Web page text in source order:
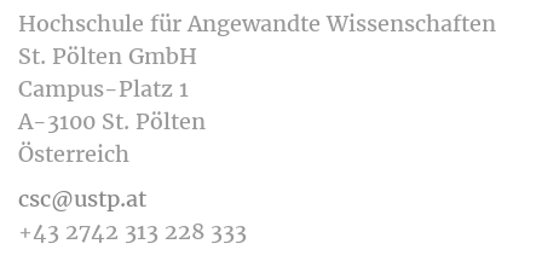
Hochschule für Angewandte Wissenschaften
St. Pölten GmbH
Campus-Platz 1
A-3100 St. Pölten
Österreich
csc@ustp.at
+43 2742 313 228 333